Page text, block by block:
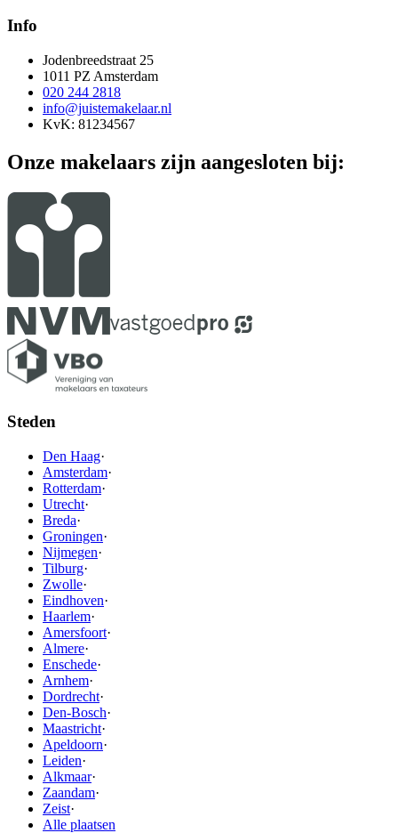
Info
Jodenbreedstraat 25
1011 PZ Amsterdam
020 244 2818
info@juistemakelaar.nl
KvK: 81234567
Onze makelaars zijn aangesloten bij:
Steden
Den Haag·
Amsterdam·
Rotterdam·
Utrecht·
Breda·
Groningen·
Nijmegen·
Tilburg·
Zwolle·
Eindhoven·
Haarlem·
Amersfoort·
Almere·
Enschede·
Arnhem·
Dordrecht·
Den-Bosch·
Maastricht·
Apeldoorn·
Leiden·
Alkmaar·
Zaandam·
Zeist·
Alle plaatsen